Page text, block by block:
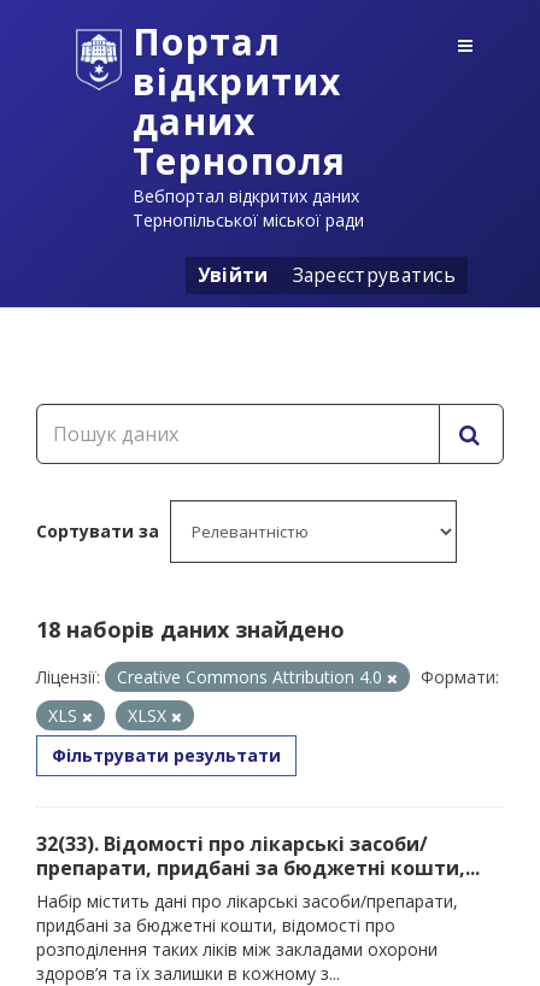
Портал
відкритих
даних
Тернополя
Вебпортал відкритих даних
Тернопільської міської ради
Увійти Зареєструватись
Сортувати за
18 наборів даних знайдено
Ліцензії: Creative Commons Attribution 4.0
Формати:
XLS
XLSX
Фільтрувати результати
32(33). Відомості про лікарські засоби/
препарати, придбані за бюджетні кошти,...
Набір містить дані про лікарські засоби/препарати,
придбані за бюджетні кошти, відомості про
розподілення таких ліків між закладами охорони
здоров’я та їх залишки в кожному з...